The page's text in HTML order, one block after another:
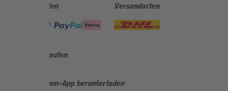
Zahlungsarten Versandarten
Sicher einkaufen
Jetzt die toom-App herunterladen